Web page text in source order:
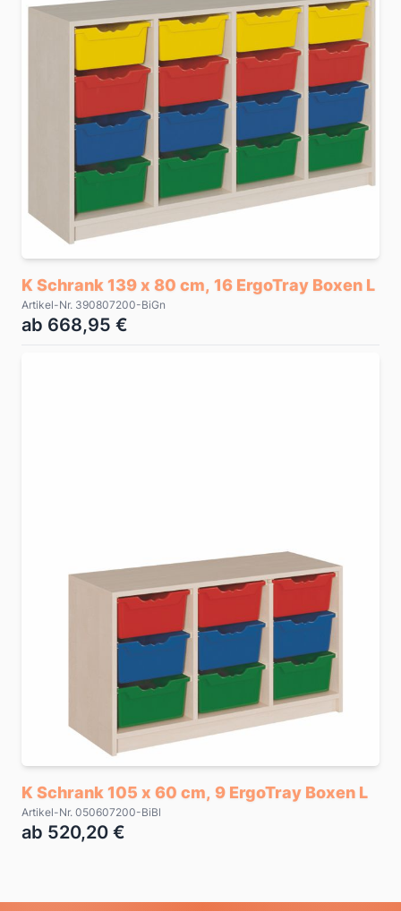
K Schrank 139 x 80 cm, 16 ErgoTray Boxen L
Artikel-Nr. 390807200-BiGn
ab 668,95 €
K Schrank 105 x 60 cm, 9 ErgoTray Boxen L
Artikel-Nr. 050607200-BiBl
ab 520,20 €